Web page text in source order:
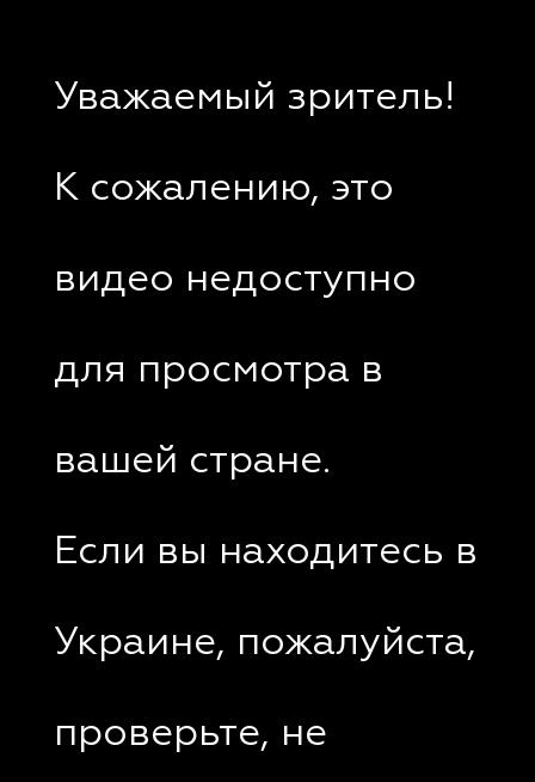
Уважаемый зритель!
К сожалению, это
видео недоступно
для просмотра в
вашей стране.
Если вы находитесь в
Украине, пожалуйста,
проверьте, не